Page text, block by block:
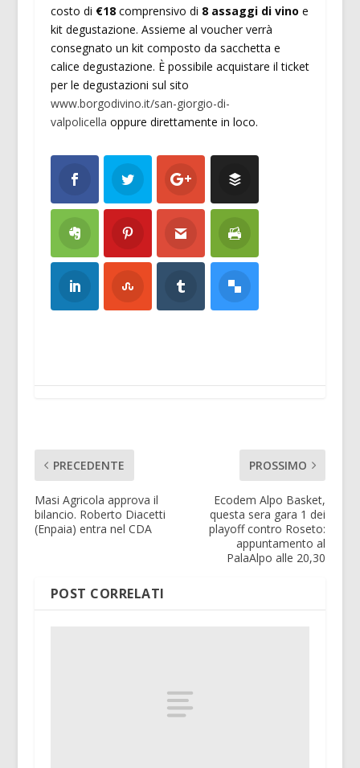
costo di €18comprensivo di 8 assaggi di vino e
kit degustazione. Assieme al voucher verrà
consegnato un kit composto da sacchetta e
calice degustazione. È possibile acquistare il ticket
per le degustazioni sul sito
www.borgodivino.it/san-giorgio-di-
valpolicella oppure direttamente in loco.
PRECEDENTE
Masi Agricola approva il
bilancio. Roberto Diacetti
(Enpaia) entra nel CDA
PROSSIMO
Ecodem Alpo Basket,
questa sera gara 1 dei
playoff contro Roseto:
appuntamento al
PalaAlpo alle 20,30
POST CORRELATI